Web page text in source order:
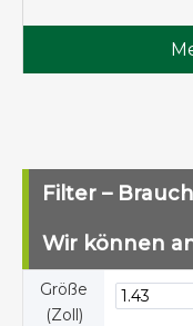
Filter –
Wir können
Größe
(Zoll)